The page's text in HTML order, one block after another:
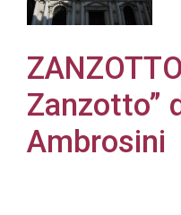
Zanzotto”
Ambrosini
Acconsento
all'uso dei
miei dati